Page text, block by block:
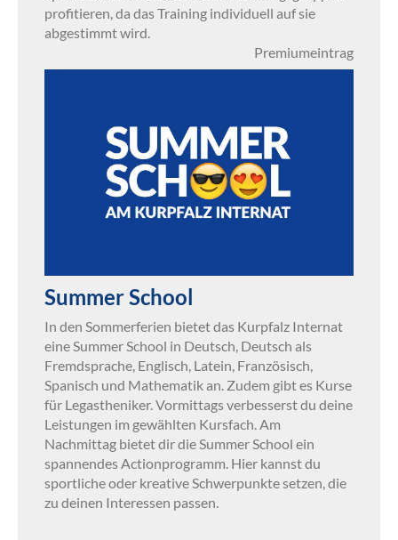
profitieren, da das Training individuell auf sie
abgestimmt wird.
Premiumeintrag
Summer School
In den Sommerferien bietet das Kurpfalz Internat
eine Summer School in Deutsch, Deutsch als
Fremdsprache, Englisch, Latein, Französisch,
Spanisch und Mathematik an. Zudem gibt es Kurse
für Legastheniker. Vormittags verbesserst du deine
Leistungen im gewählten Kursfach. Am
Nachmittag bietet dir die Summer School ein
spannendes Actionprogramm. Hier kannst du
sportliche oder kreative Schwerpunkte setzen, die
zu deinen Interessen passen.